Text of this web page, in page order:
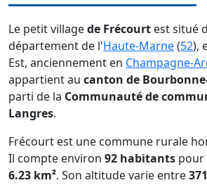
Le petit villagede Frécourt est situé
département de l'Haute-Marne(52),
Est, anciennement en Champagne-
appartient au canton de
parti de la Communauté de
Langres.
Frécourt est une commune rurale
Il compte environ 92 habitants pour
6.23 km². Son altitude varie entre